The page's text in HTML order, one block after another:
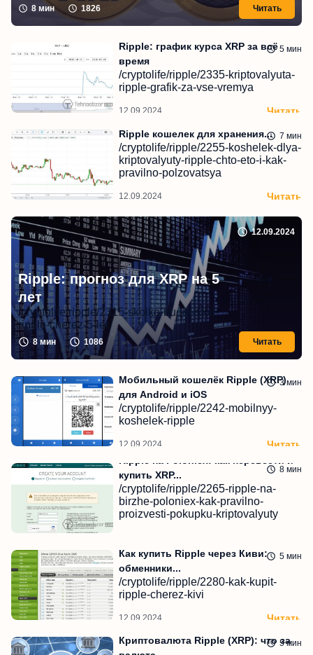
8 мин 1826 Читать
Ripple: график курса XRP за всё
время
/cryptolife/ripple/2335-kriptovalyuta-
ripple-grafik-za-vse-vremya
12.09.2024
5 мин
Читать
Ripple кошелек для хранения...
/cryptolife/ripple/2255-koshelek-dlya-
kriptovalyuty-ripple-chto-eto-i-kak-
pravilno-polzovatsya
12.09.2024
7 мин
Читать
Ripple: прогноз для XRP на 5
лет
/cryptolife/ripple/2315-skolko-budet-stoit-
ripple-cherez-5-let
12.09.2024
8 мин 1086 Читать
Мобильный кошелёк Ripple (XRP)
для Android и iOS
/cryptolife/ripple/2242-mobilnyy-
koshelek-ripple
12.09.2024
3 мин
Читать
купить XRP...
/cryptolife/ripple/2265-ripple-na-
birzhe-poloniex-kak-pravilno-
proizvesti-pokupku-kriptovalyuty
8 мин
Как купить Ripple через Киви:
обменники...
/cryptolife/ripple/2280-kak-kupit-
ripple-cherez-kivi
12.09.2024
5 мин
Читать
Криптовалюта Ripple (XRP): что за
5 мин